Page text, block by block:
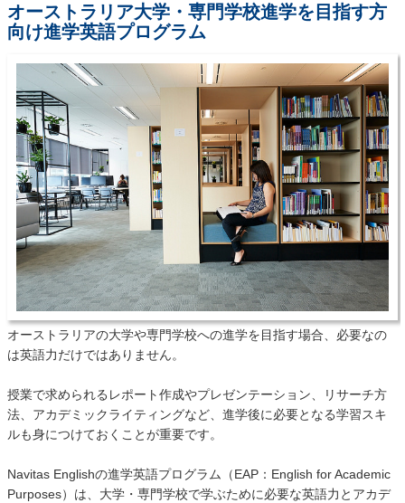
オーストラリア大学・専門学校進学を目指す方
向け進学英語プログラム
オーストラリアの大学や専門学校への進学を目指す場合、必要なの
は英語力だけではありません。
授業で求められるレポート作成やプレゼンテーション、リサーチ方
法、アカデミックライティングなど、進学後に必要となる学習スキ
ルも身につけておくことが重要です。
Navitas Englishの進学英語プログラム（EAP：English for Academic
Purposes）は、大学・専門学校で学ぶために必要な英語力とアカデ